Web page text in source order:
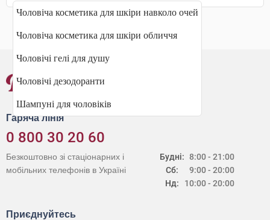
Чоловіча косметика для шкіри навколо очей
Чоловіча косметика для шкіри обличчя
Чоловічі гелі для душу
Чоловічі дезодоранти
Шампуні для чоловіків
Гаряча лінія
0 800 30 20 60
Будні:
Сб:
Нд:
8:00 - 21:00
9:00 - 20:00
10:00 - 20:00
Безкоштовно зі стаціонарних і
мобільних телефонів в Україні
Приєднуйтесь